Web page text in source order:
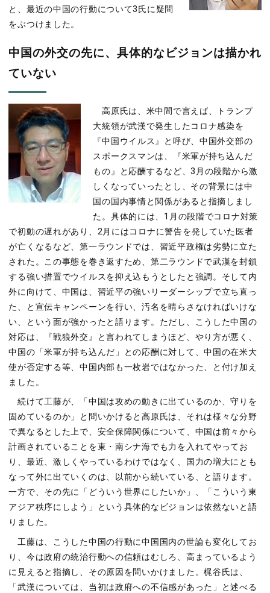
と、最近の中国の行動について3氏に疑問
をぶつけました。
中国の外交の先に、具体的なビジョンは描かれ
ていない
高原氏は、米中間で言えば、トランプ
大統領が武漢で発生したコロナ感染を
『中国ウイルス』と呼び、中国外交部の
スポークスマンは、『米軍が持ち込んだ
もの』と応酬するなど、3月の段階から激
しくなっていったとし、その背景には中
国の国内事情と関係があると指摘しまし
た。具体的には、1月の段階でコロナ対策
で初動の遅れがあり、2月にはコロナに警告を発していた医者
が亡くなるなど、第一ラウンドでは、習近平政権は劣勢に立た
された。この事態を巻き返すため、第二ラウンドで武漢を封鎖
する強い措置でウイルスを抑え込もうとしたと強調。そして内
外に向けて、中国は、習近平の強いリーダーシップで立ち直っ
た、と宣伝キャンペーンを行い、汚名を晴らさなければいけな
い、という面が強かったと語ります。ただし、こうした中国の
対応は、『戦狼外交』と言われてしまうほど、やり方が悪く、
中国の「米軍が持ち込んだ」との応酬に対して、中国の在米大
使が否定する等、中国内部も一枚岩ではなかった、と付け加え
ました。
続けて工藤が、「中国は攻めの動きに出ているのか、守りを
固めているのか」と問いかけると高原氏は、それは様々な分野
で異なるとした上で、安全保障関係について、中国は前々から
計画されていることを東・南シナ海でも力を入れてやってお
り、最近、激しくやっているわけではなく、国力の増大にとも
なって外に出ていくのは、以前から続いている、と語ります。
一方で、その先に「どういう世界にしたいか」、「こういう東
アジア秩序にしよう」という具体的なビジョンは依然ないと語
りました。
工藤は、こうした中国の行動に中国国内の世論も変化してお
り、今は政府の統治行動への信頼はむしろ、高まっているよう
に見えると指摘し、その原因を問いかけました。梶谷氏は、
「武漢については、当初は政府への不信感があった」と述べる